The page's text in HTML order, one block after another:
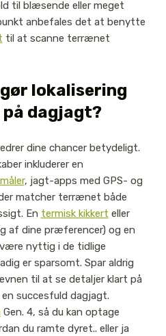
til blæsende eller meget
anbefales det at benytte
til at scanne terrænet
lokalisering
dagjagt?
dine chancer betydeligt.
inkluderer en
, jagt-apps med GPS- og
matcher terrænet både
En termisk kikkert eller
af dine præferencer) og en
nyttig i de tidlige
er sparsomt. Spar aldrig
til at se detaljer klart på
succesfuld dagjagt.
Gen. 4, så du kan optage
du ramte dyret.. eller ja